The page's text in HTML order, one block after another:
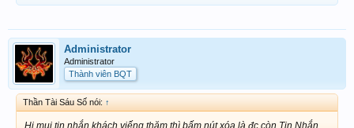
Administrator
Administrator
Thành viên BQT
Thần Tài Sáu Số nói: ↑
Hi mụi tin nhắn khách viếng thăm thì bấm nút xóa là đc,còn Tin Nhắn